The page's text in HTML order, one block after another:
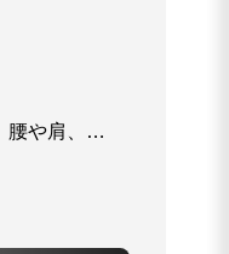
最初は足の疲れやむくみが気になって通い始めましたが、施術を受けるうちに、腰や肩、首までスッキリしていくのを実感しました。 足首の歪みが全身のバランスに影響していたことを教えてもらい、体のつながりを意識するようになりました。 今では姿勢も良くなり、長時間立っていても疲れにくくなりました。 距骨から整える大切さを実感しています。これからも全身のメンテナンスをお願いしたいです。